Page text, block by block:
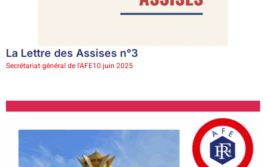
La Lettre des Assises n°3
Secrétariat général de l'AFE10 juin 2025